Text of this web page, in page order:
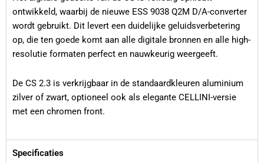
ontwikkeld, waarbij de nieuwe ESS 9038 Q2M D/A-converter
wordt gebruikt. Dit levert een duidelijke geluidsverbetering
op, die ten goede komt aan alle digitale bronnen en alle high-
resolutie formaten perfect en nauwkeurig weergeeft.
De CS 2.3 is verkrijgbaar in de standaardkleuren aluminium
zilver of zwart, optioneel ook als elegante CELLINI-versie
met een chromen front.
Specificaties